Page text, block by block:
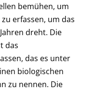
bemühen, um
erfassen, um das
dreht. Die
das
das es unter
biologischen
zu nennen. Die